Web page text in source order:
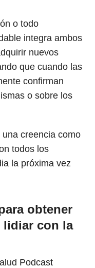
o todo
integra ambos
nuevos
que cuando las
confirman
o sobre los
creencia como
todos los
la próxima vez
obtener
lidiar con la
Podcast